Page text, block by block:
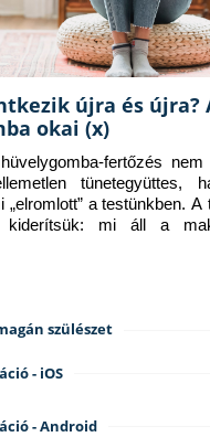
újra és újra?
okai (x)
fertőzés
tünetegyüttes,
„elromlott” a testünkben.
kiderítsük: mi áll a
szülészet
- iOS
- Android